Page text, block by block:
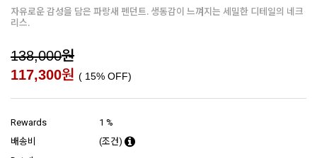
자유로운 감성을 담은 파랑새 펜던트. 생동감이 느껴지는 세밀한 디테일의 네크
리스.
138,000원
117,300원 ( 15% OFF)
Rewards
1 %
배송비
(조건)